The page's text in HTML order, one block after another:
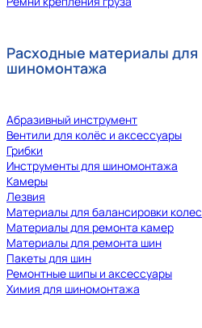
Расходные материалы для
шиномонтажа
Абразивный инструмент
Вентили для колёс и аксессуары
Грибки
Инструменты для шиномонтажа
Камеры
Лезвия
Материалы для балансировки колес
Материалы для ремонта камер
Материалы для ремонта шин
Пакеты для шин
Ремонтные шипы и аксессуары
Химия для шиномонтажа